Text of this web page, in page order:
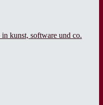
in kunst, software und co.